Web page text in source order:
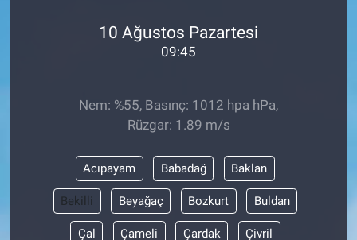
10 Ağustos Pazartesi
09:45
Nem: %55, Basınç: 1012 hpa hPa,
Rüzgar: 1.89 m/s
Acıpayam Babadağ Baklan
Bekilli Beyağaç Bozkurt Buldan
Çal Çameli Çardak Çivril